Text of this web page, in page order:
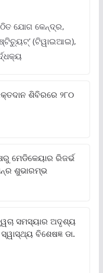
ଯୋଗ କେନ୍ଦ୍ର,
(ଟିୱାଇଆଇ),
ଶିବିରରେ ୨୮୦
ମେଡିକେୟାର ରିଜର୍ଭ
ଶୁଭାରମ୍ଭ
ସମସ୍ୟାର ଅଦୃଶ୍ୟ
ବିଶେଷଜ୍ଞ ଡା.